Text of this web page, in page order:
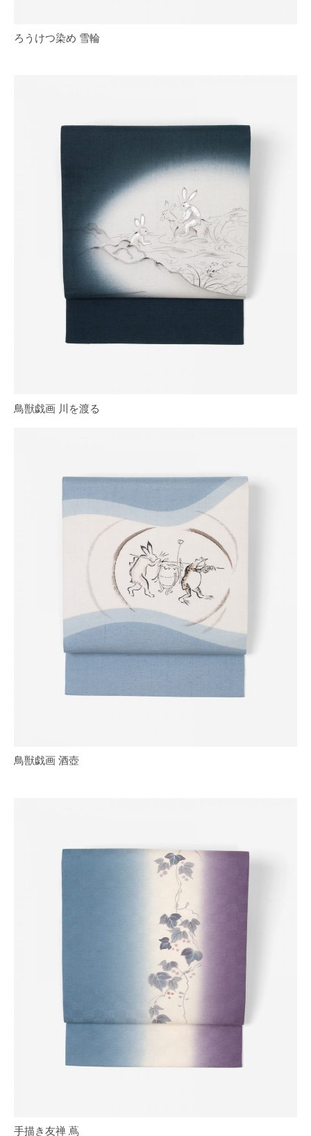
ろうけつ染め 雪輪
鳥獣戯画 川を渡る
鳥獣戯画 酒壺
手描き友禅 蔦